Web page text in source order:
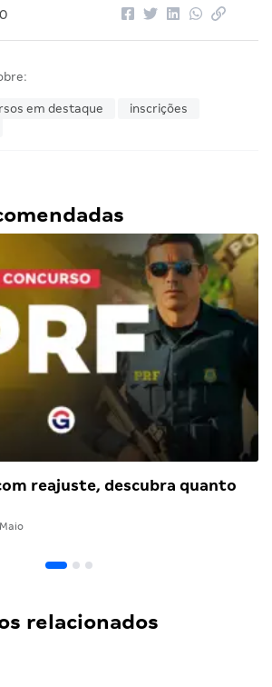
0
em destaque
inscrições
reajuste, descubra quanto
relacionados